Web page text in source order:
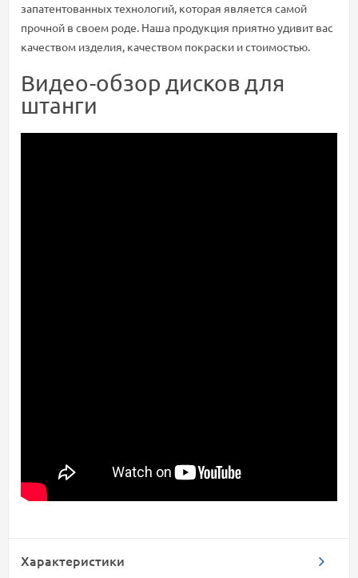
запатентованных технологий, которая является самой
прочной в своем роде. Наша продукция приятно удивит вас
качеством изделия, качеством покраски и стоимостью.
Видео-обзор дисков для
штанги
Характеристики